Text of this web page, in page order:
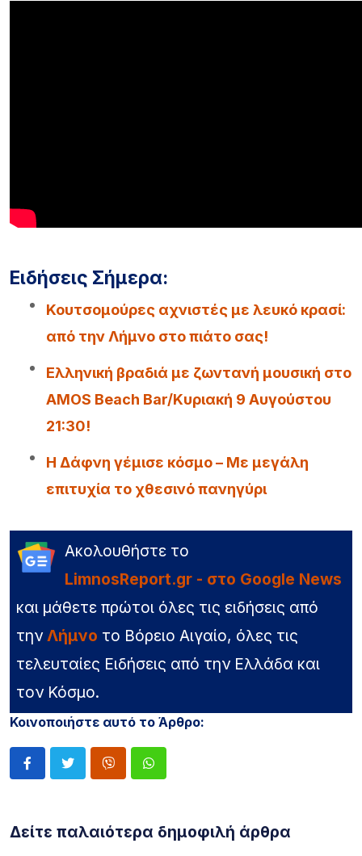
Ειδήσεις Σήμερα:
Κουτσομούρες αχνιστές με λευκό κρασί:
από την Λήμνο στο πιάτο σας!
Ελληνική βραδιά με ζωντανή μουσική στο
AMOS Beach Bar/Κυριακή 9 Αυγούστου
21:30!
Η Δάφνη γέμισε κόσμο – Με μεγάλη
επιτυχία το χθεσινό πανηγύρι
Ακολουθήστε το
LimnosReport.gr - στο Google News
και μάθετε πρώτοι όλες τις ειδήσεις από
την Λήμνο το Βόρειο Αιγαίο, όλες τις
τελευταίες Ειδήσεις από την Ελλάδα και
τον Κόσμο.
Κοινοποιήστε αυτό το Άρθρο:
Δείτε παλαιότερα δημοφιλή άρθρα